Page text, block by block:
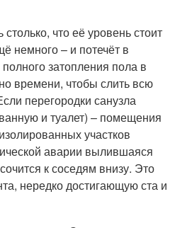
что её уровень стоит
немного – и потечёт в
затопления пола в
времени, чтобы слить всю
перегородки санузла
и туалет) – помещения
участков
аварии вылившаяся
к соседям внизу. Это
нередко достигающую ста и